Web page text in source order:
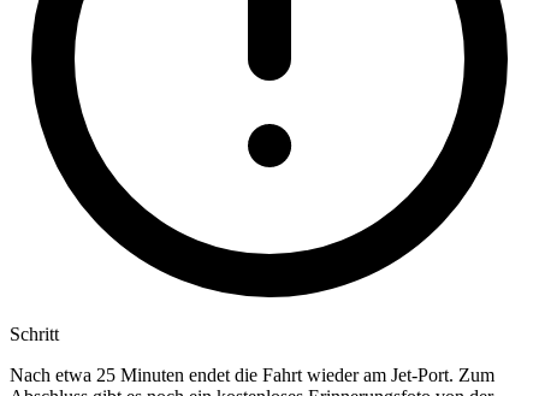
Schritt
Nach etwa 25 Minuten endet die Fahrt wieder am Jet-Port. Zum